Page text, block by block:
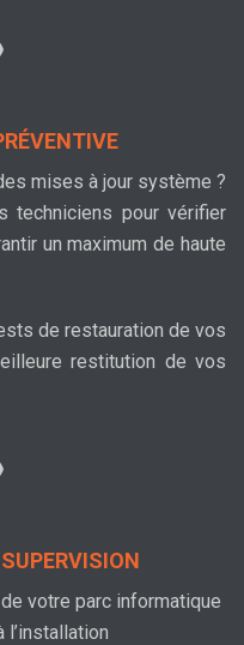
mises à jour système ?
techniciens pour vérifier
un maximum de haute
de restauration de vos
restitution de vos
de votre parc informatique
l’installation